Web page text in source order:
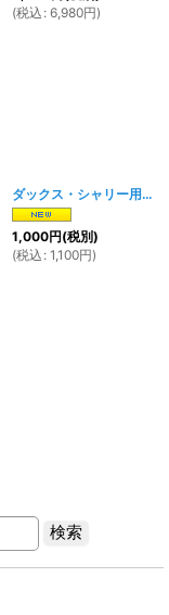
(税込 : 6,980円)
[162w [892w
ダックス・シャリー用 ブレーキロッド（ノーマル長）
1,000円(税別)
(税込 : 1,100円)